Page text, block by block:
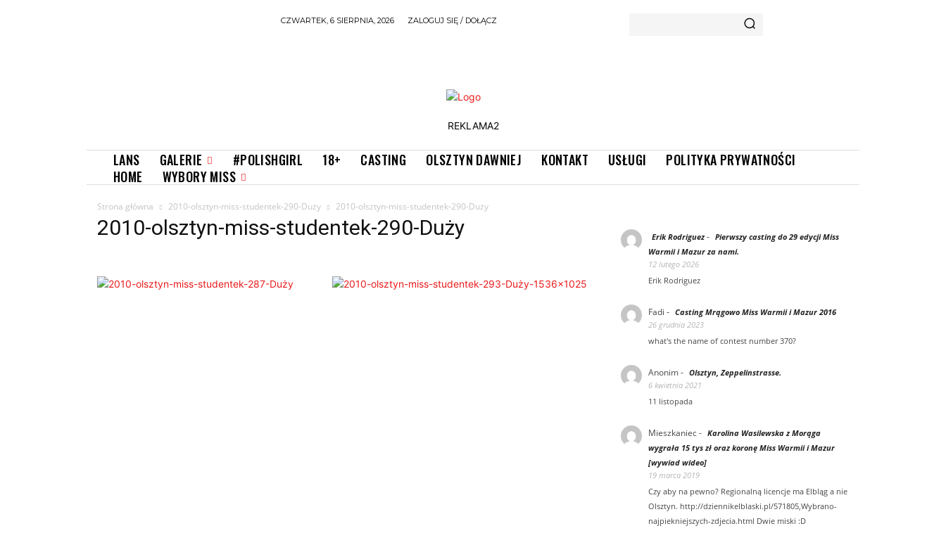
CZWARTEK, 6 SIERPNIA, 2026 ZALOGUJ SIĘ / DOŁĄCZ
REKLAMA2
LANS GALERIE #POLISHGIRL 18+ CASTING OLSZTYN DAWNIEJ KONTAKT USŁUGI
POLITYKA PRYWATNOŚCI
HOME
WYBORY MISS
Strona główna 2010-olsztyn-miss-studentek-290-Duży 2010-olsztyn-miss-studentek-290-Duży
2010-olsztyn-miss-studentek-290-Duży Erik Rodriguez - Pierwszy casting do 29 edycji Miss
Warmii i Mazur za nami.
12 lutego 2026
Erik Rodriguez
Fadi - Casting Mrągowo Miss Warmii i Mazur 2016
26 grudnia 2023
what's the name of contest number 370?
Anonim- Olsztyn, Zeppelinstrasse.
6 kwietnia 2021
11 listopada
Mieszkaniec- Karolina Wasilewska z Morąga
wygrała 15 tys zł oraz koronę Miss Warmii i Mazur
[wywiad wideo]
19 marca 2019
Czy aby na pewno? Regionalną licencje ma Elbląg a nie
Olsztyn. http://dziennikelblaski.pl/571805,Wybrano-
najpiekniejszych-zdjecia.html Dwie miski :D